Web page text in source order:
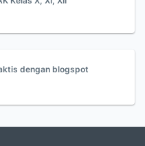
dengan blogspot